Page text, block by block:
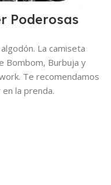
Poderosas
La camiseta
Bombom, Burbuja y
Te recomendamos
la prenda.